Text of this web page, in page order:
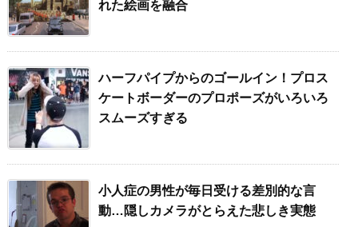
れた絵画を融合
ハーフパイプからのゴールイン！プロス
ケートボーダーのプロポーズがいろいろ
スムーズすぎる
小人症の男性が毎日受ける差別的な言
動…隠しカメラがとらえた悲しき実態